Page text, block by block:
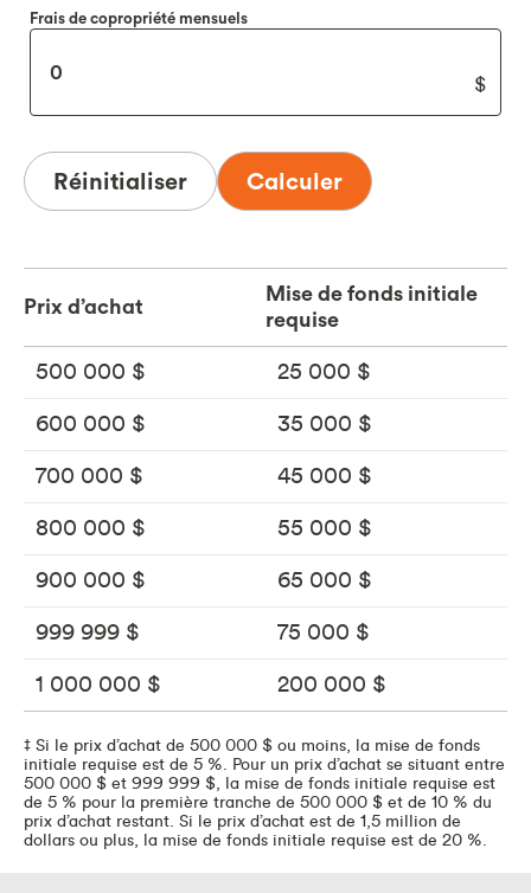
Frais de copropriété mensuels
Réinitialiser Calculer
Prix d’achat
Mise de fonds initiale
requise
500 000 $
25 000 $
600 000 $
35 000 $
700 000 $
45 000 $
800 000 $
55 000 $
900 000 $
65 000 $
999 999 $
75 000 $
1 000 000 $
200 000 $
‡ Si le prix d’achat de 500 000 $ ou moins, la mise de fonds
initiale requise est de 5 %. Pour un prix d’achat se situant entre
500 000 $ et 999 999 $, la mise de fonds initiale requise est
de 5 % pour la première tranche de 500 000 $ et de 10 % du
prix d’achat restant. Si le prix d’achat est de 1,5 million de
dollars ou plus, la mise de fonds initiale requise est de 20 %.